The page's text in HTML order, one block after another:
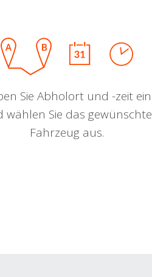
Sie Abholort und -zeit ein
wählen Sie das gewünschte
Fahrzeug aus.